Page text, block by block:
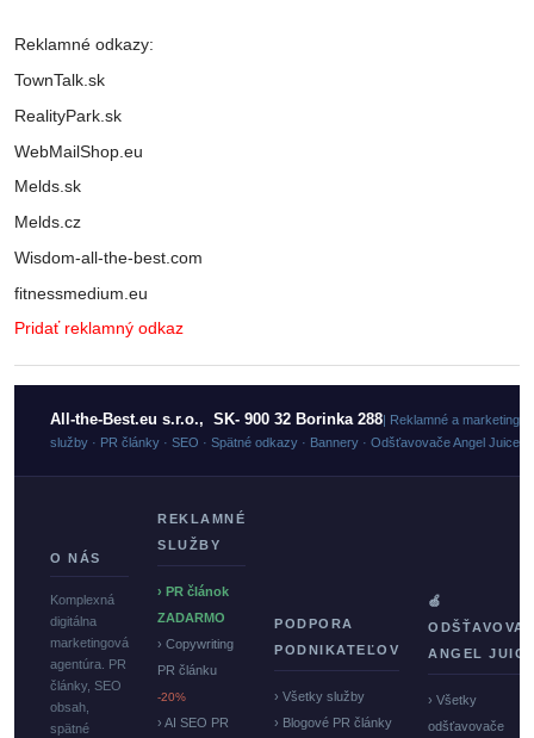
Reklamné odkazy:
TownTalk.sk
RealityPark.sk
WebMailShop.eu
Melds.sk
Melds.cz
Wisdom-all-the-best.com
fitnessmedium.eu
Pridať reklamný odkaz
All-the-Best.eu s.r.o., SK- 900 32 Borinka 288 | Reklamné a
služby · PR články · SEO · Spätné odkazy · Bannery · Odšťavovače Angel Juicer
O NÁS
Komplexná
digitálna
marketingová
agentúra. PR
články, SEO
obsah,
spätné
REKLAMNÉ
SLUŽBY
› PR článok
ZADARMO
› Copywriting
PR článku
-20%
› AI SEO PR
PODPORA
PODNIKATEĽOV
› Všetky služby
› Blogové PR články
🍏
ANGEL
› Všetky
odšťavovače